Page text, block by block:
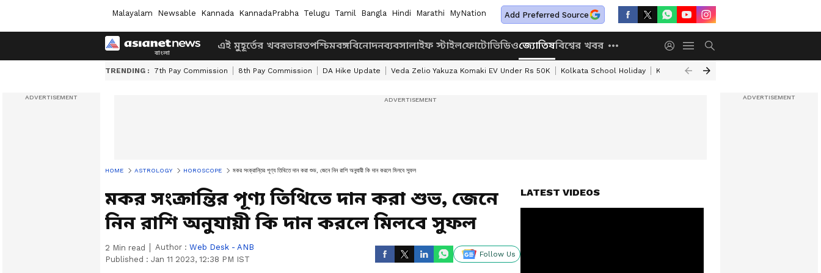
Malayalam Newsable Kannada KannadaPrabha Telugu Tamil Bangla Hindi Marathi MyNation Add Preferred Source
এই মুহূর্তের খবরভারতপশ্চিমবঙ্গবিনোদনব্যবসালাইফ স্টাইলফোটোভিডিওজ্যোতিষবিশ্বের খবর
TRENDING : 7th Pay Commission 8th Pay Commission DA Hike Update Veda Zelio Yakuza Komaki EV Under Rs 50K Kolkata School Holiday Kolkata Weather Update
HOME ASTROLOGY HOROSCOPE মকর সংক্রান্তির পূণ্য তিথিতে দান করা শুভ, জেনে নিন রাশি অনুযায়ী কি দান করলে মিলবে সুফল
মকর সংক্রান্তির পূণ্য তিথিতে দান করা শুভ, জেনে
নিন রাশি অনুযায়ী কি দান করলে মিলবে সুফল
2 Min read Author : Web Desk - ANB
Published : Jan 11 2023, 12:38 PM IST
Follow Us
LATEST VIDEOS